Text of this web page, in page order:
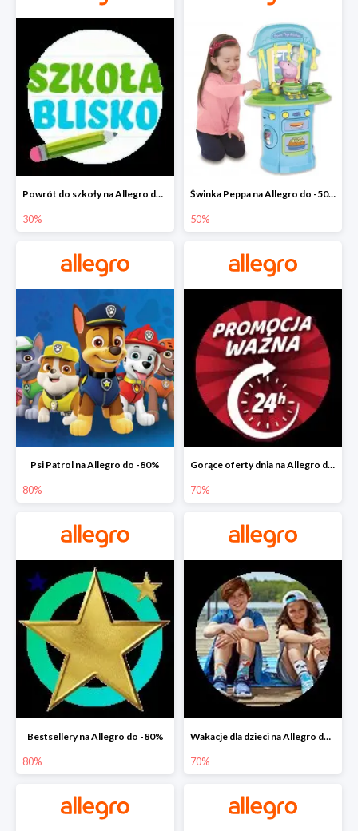
Powrót do szkoły na Allegro do -30%
30%
Świnka Peppa na Allegro do -50%
50%
Psi Patrol na Allegro do -80%
80%
Gorące oferty dnia na Allegro do -50%
70%
Bestsellery na Allegro do -80%
80%
Wakacje dla dzieci na Allegro do -70%
70%